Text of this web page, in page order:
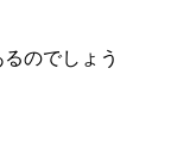
のでしょう